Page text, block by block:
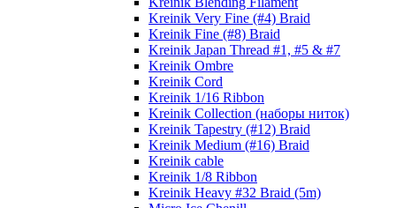
Kreinik Very Fine (#4) Braid
Kreinik Fine (#8) Braid
Kreinik Japan Thread #1, #5 & #7
Kreinik Ombre
Kreinik Cord
Kreinik 1/16 Ribbon
Kreinik Collection (наборы ниток)
Kreinik Tapestry (#12) Braid
Kreinik Medium (#16) Braid
Kreinik cable
Kreinik 1/8 Ribbon
Kreinik Heavy #32 Braid (5m)